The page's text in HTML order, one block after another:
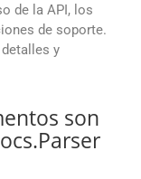
de la API, los
de soporte.
y
son